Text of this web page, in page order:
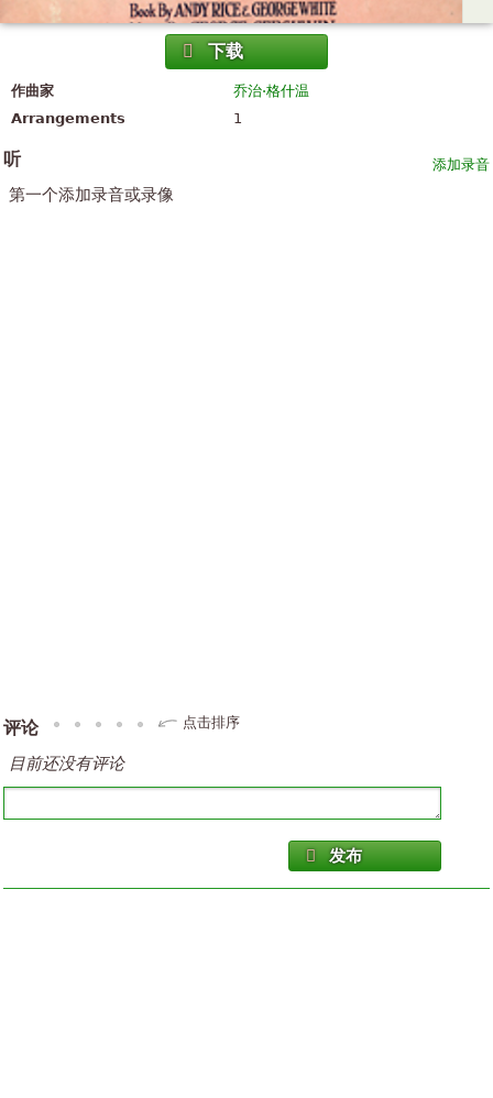
下载
作曲家
乔治·格什温
Arrangements
1
添加录音
听
第一个添加录音或录像
评论 点击排序
目前还没有评论
发布